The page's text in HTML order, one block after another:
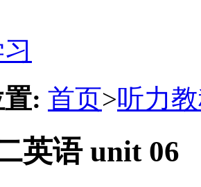
: 首页>听力
英语 unit 06